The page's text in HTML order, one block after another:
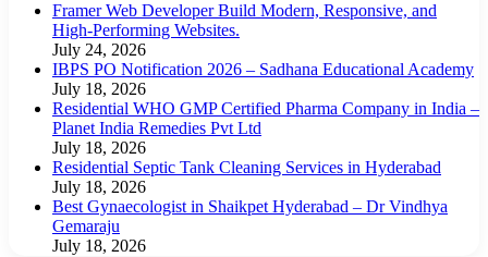
Framer Web Developer Build Modern, Responsive, and
High-Performing Websites.
July 24, 2026
IBPS PO Notification 2026 – Sadhana Educational Academy
July 18, 2026
Residential WHO GMP Certified Pharma Company in India –
Planet India Remedies Pvt Ltd
July 18, 2026
Residential Septic Tank Cleaning Services in Hyderabad
July 18, 2026
Best Gynaecologist in Shaikpet Hyderabad – Dr Vindhya
Gemaraju
July 18, 2026